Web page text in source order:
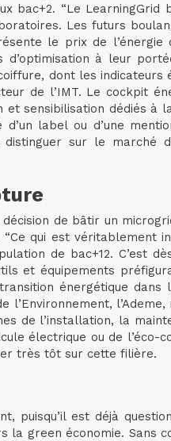
bac+2. “Le
Les futurs
le prix de l’énergie
à leur
dont les
de l’IMT. Le cockpit
sensibilisation dédiés à
label ou d’une
sur le marché
de bâtir un
qui est véritablement
de bac+12. C’est
et équipements
énergétique dans
de l’installation, la
électrique ou de l’éco-
très tôt sur cette filière.
puisqu’il est déjà
la green économie. Sans